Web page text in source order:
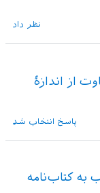
نظر داد
از اندازهٔ
پاسخ انتخاب شد
به کتاب‌نامه